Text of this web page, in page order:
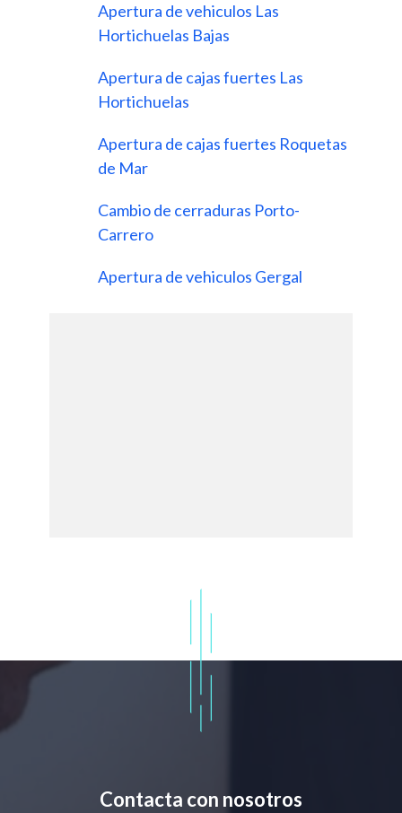
Apertura de vehiculos Las
Hortichuelas Bajas
Apertura de cajas fuertes Las
Hortichuelas
Apertura de cajas fuertes Roquetas
de Mar
Cambio de cerraduras Porto-
Carrero
Apertura de vehiculos Gergal
Contacta con nosotros